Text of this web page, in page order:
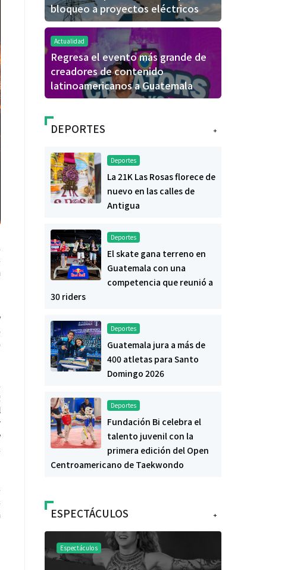
bloqueo a proyectos eléctricos
Actualidad
Regresa el evento más grande de
creadores de contenido
latinoamericanos a Guatemala
+
DEPORTES
Deportes
La 21K Las Rosas florece de
nuevo en las calles de
Antigua
Deportes
El skate gana terreno en
Guatemala con una
competencia que reunió a
30 riders
Deportes
Guatemala jura a más de
400 atletas para Santo
Domingo 2026
Deportes
Fundación Bi celebra el
talento juvenil con la
primera edición del Open
Centroamericano de Taekwondo
+
ESPECTÁCULOS
Espectáculos